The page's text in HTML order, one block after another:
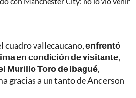
cuadro vallecaucano,enfrentó
en condición de visitante,
Murillo Toro de Ibagué,
gracias a un tanto de Anderson